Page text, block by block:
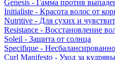
Genesis - Гамма против
Initialiste - Красота волос от
Nutritive - Для сухих и
Resistance - Восстановление
Soleil - Защита от солнца
Specifique -
Curl Manifesto - Уход за